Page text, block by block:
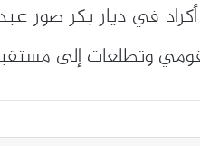
في ديار بكر صور عبد
قومي وتطلعات إلى